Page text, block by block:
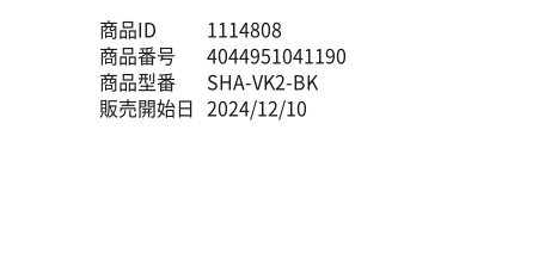
商品ID
1114808
商品番号
4044951041190
商品型番
SHA-VK2-BK
販売開始日 2024/12/10